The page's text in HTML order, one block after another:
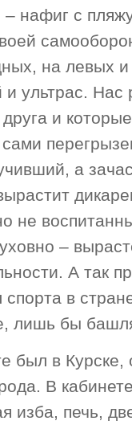
нафиг с
на левых
и ультрас.
и
а
не
–
А так
спорта в
лишь бы
был в
В
изба, печь,